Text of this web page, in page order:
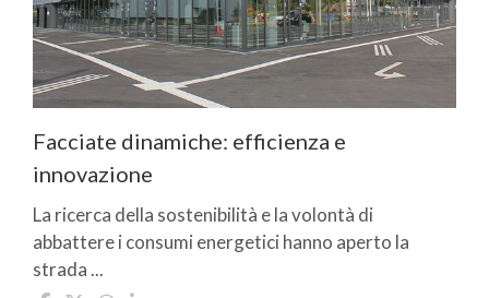
Facciate dinamiche: efficienza e
innovazione
La ricerca della sostenibilità e la volontà di
abbattere i consumi energetici hanno aperto la
strada ...